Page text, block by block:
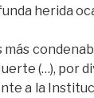
herida
(…), por
a la